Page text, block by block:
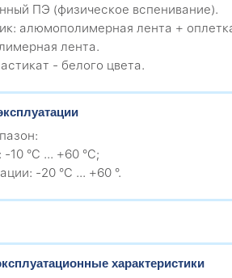
ПЭ (физическое вспенивание).
алюмополимерная лента +
лента.
- белого цвета.
°C ... +60 °C;
-20 °C ... +60 °.
характеристики